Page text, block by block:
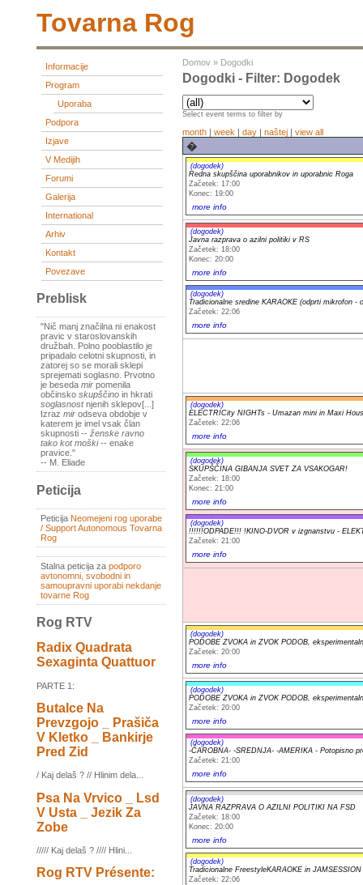
Tovarna Rog
Informacije
Program
Uporaba
Podpora
Izjave
V Medijih
Forumi
Galerija
International
Arhiv
Kontakt
Povezave
Preblisk
"Nič manj značilna ni enakost
pravic v staroslovanskih
družbah. Polno pooblastilo je
pripadalo celotni skupnosti, in
zatorej so se morali sklepi
sprejemati soglasno. Prvotno
je beseda mir pomenila
občinsko skupščino in hkrati
soglasnostnjenih sklepov[...]
Izraz mir odseva obdobje v
katerem je imel vsak član
skupnosti -- ženske ravno
tako kot moški-- enake
pravice."
-- M. Eliade
Peticija
Peticija Neomejeni rog uporabe
/ Support Autonomous Tovarna
Rog
Stalna peticija za podporo
avtonomni, svobodni in
samoupravni uporabi nekdanje
tovarne Rog
Rog RTV
Radix Quadrata
Sexaginta Quattuor
PARTE 1:
Butalce Na
Prevzgojo _ Prašiča
V Kletko _ Bankirje
Pred Zid
/ Kaj delaš ? // Hlinim dela...
Psa Na Vrvico _ Lsd
V Usta _ Jezik Za
Zobe
///// Kaj delaš ? //// Hlini...
Rog RTV Présente:
Domov » Dogodki
Dogodki - Filter: Dogodek
Select event terms to filter by
month | week | day | naštej | view all
�
(dogodek)
Redna skupščina uporabnikov in uporabnic Roga
Začetek: 17:00
Konec: 19:00
more info
(dogodek)
Javna razprava o azilni politiki v RS
Začetek: 18:00
Konec: 20:00
more info
(dogodek)
Tradicionalne sredine KARAOKE (odprti mikrofon -
Začetek: 22:06
more info
(dogodek)
ELECTRICity NIGHTs - Umazan mini in Maxi
Začetek: 22:06
more info
(dogodek)
SKUPŠČINA GIBANJA SVET ZA VSAKOGAR!
Začetek: 18:00
Konec: 21:00
more info
(dogodek)
!!!!!!ODPADE!!! !KINO-DVOR v izgnanstvu -
Začetek: 21:00
more info
(dogodek)
PODOBE ZVOKA in ZVOK PODOB,
Začetek: 20:00
more info
(dogodek)
PODOBE ZVOKA in ZVOK PODOB,
Začetek: 20:00
more info
(dogodek)
-ČAROBNA- -SREDNJA- -AMERIKA - Potopisno
Začetek: 21:00
more info
(dogodek)
JAVNA RAZPRAVA O AZILNI POLITIKI NA FSD
Začetek: 18:00
Konec: 20:00
more info
(dogodek)
Tradicionalne FreestyleKARAOKE in JAMSESSION
Začetek: 22:06